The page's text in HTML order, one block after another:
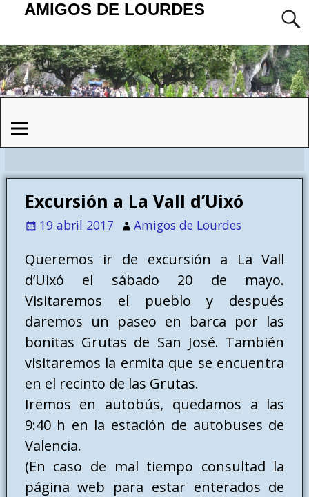
AMIGOS DE LOURDES
Excursión a La Vall d’Uixó
19 abril 2017 Amigos de Lourdes
Queremos ir de excursión a La Vall
d’Uixó el sábado 20 de mayo.
Visitaremos el pueblo y después
daremos un paseo en barca por las
bonitas Grutas de San José. También
visitaremos la ermita que se encuentra
en el recinto de las Grutas.
Iremos en autobús, quedamos a las
9:40 h en la estación de autobuses de
Valencia.
(En caso de mal tiempo consultad la
página web para estar enterados de